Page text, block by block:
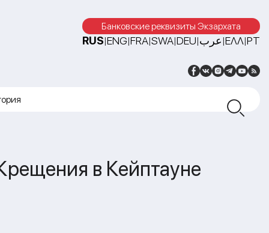
Банковские реквизиты Экзархата
RUS|ENG|FRA|SWA|DEU|عرب|ΕΛΛ|PT
в Кейптауне